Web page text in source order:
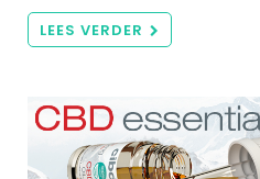
LEES VERDER